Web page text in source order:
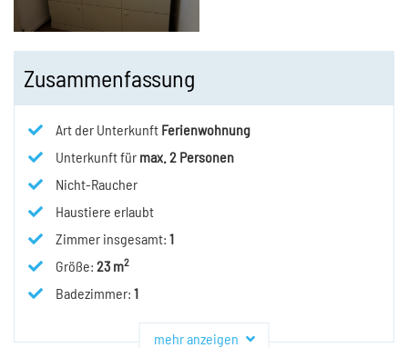
Zusammenfassung
Art der Unterkunft Ferienwohnung
Unterkunft für max. 2 Personen
Nicht-Raucher
Haustiere erlaubt
Zimmer insgesamt: 1
Größe: 23 m2
Badezimmer: 1
mehr anzeigen